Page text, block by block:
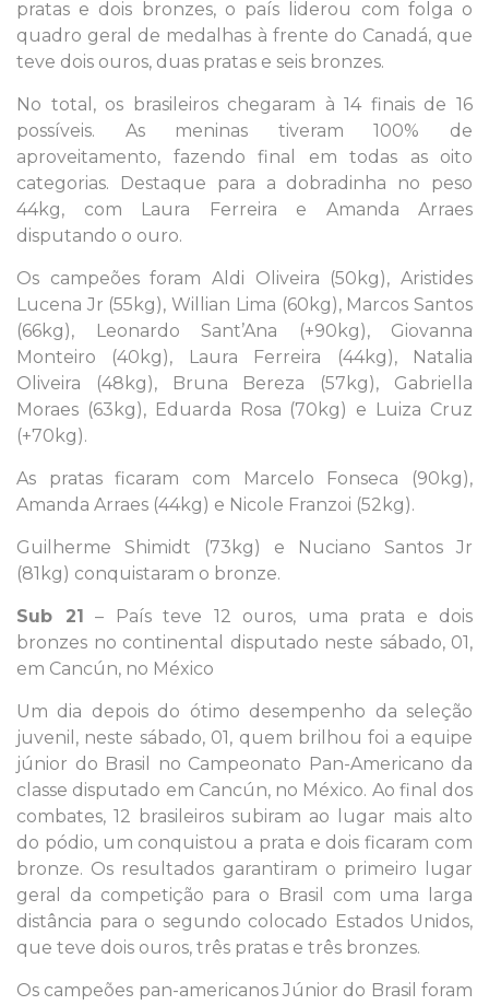
pratas e dois bronzes, o país liderou com folga o
quadro geral de medalhas à frente do Canadá, que
teve dois ouros, duas pratas e seis bronzes.
No total, os brasileiros chegaram à 14 finais de 16
possíveis. As meninas tiveram 100% de
aproveitamento, fazendo final em todas as oito
categorias. Destaque para a dobradinha no peso
44kg, com Laura Ferreira e Amanda Arraes
disputando o ouro.
Os campeões foram Aldi Oliveira (50kg), Aristides
Lucena Jr (55kg), Willian Lima (60kg), Marcos Santos
(66kg), Leonardo Sant’Ana (+90kg), Giovanna
Monteiro (40kg), Laura Ferreira (44kg), Natalia
Oliveira (48kg), Bruna Bereza (57kg), Gabriella
Moraes (63kg), Eduarda Rosa (70kg) e Luiza Cruz
(+70kg).
As pratas ficaram com Marcelo Fonseca (90kg),
Amanda Arraes (44kg) e Nicole Franzoi (52kg).
Guilherme Shimidt (73kg) e Nuciano Santos Jr
(81kg) conquistaram o bronze.
Sub 21 – País teve 12 ouros, uma prata e dois
bronzes no continental disputado neste sábado, 01,
em Cancún, no México
Um dia depois do ótimo desempenho da seleção
juvenil, neste sábado, 01, quem brilhou foi a equipe
júnior do Brasil no Campeonato Pan-Americano da
classe disputado em Cancún, no México. Ao final dos
combates, 12 brasileiros subiram ao lugar mais alto
do pódio, um conquistou a prata e dois ficaram com
bronze. Os resultados garantiram o primeiro lugar
geral da competição para o Brasil com uma larga
distância para o segundo colocado Estados Unidos,
que teve dois ouros, três pratas e três bronzes.
Os campeões pan-americanos Júnior do Brasil foram